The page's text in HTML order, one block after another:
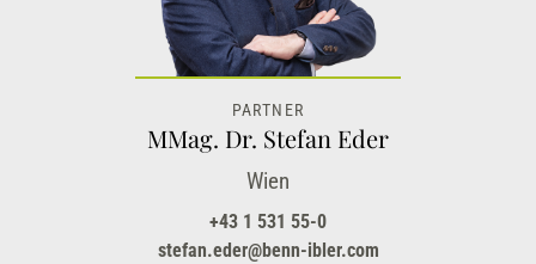
PARTNER
MMag. Dr. Stefan Eder
Wien
+43 1 531 55-0
stefan.eder@benn-ibler.com